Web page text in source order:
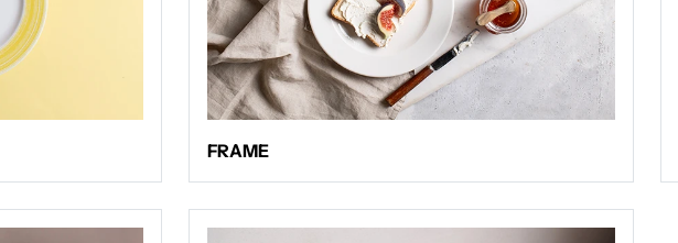
FRAME